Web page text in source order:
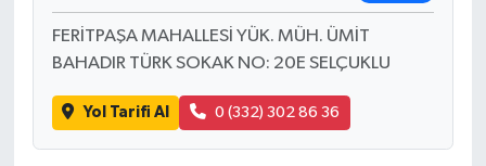
FERİTPAŞA MAHALLESİ YÜK. MÜH. ÜMİT
BAHADIR TÜRK SOKAK NO: 20E SELÇUKLU
Yol Tarifi Al 0 (332) 302 86 36